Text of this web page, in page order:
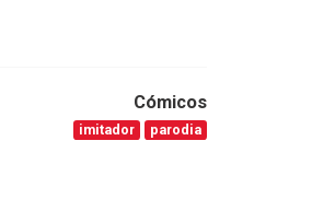
Cómicos
imitador parodia